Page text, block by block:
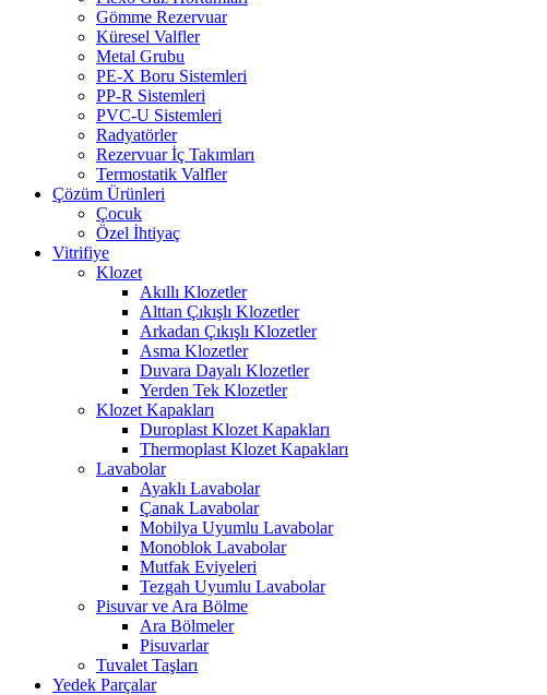
Gömme Rezervuar
Küresel Valfler
Metal Grubu
PE-X Boru Sistemleri
PP-R Sistemleri
PVC-U Sistemleri
Radyatörler
Rezervuar İç Takımları
Termostatik Valfler
Çözüm Ürünleri
Çocuk
Özel İhtiyaç
Vitrifiye
Klozet
Akıllı Klozetler
Alttan Çıkışlı Klozetler
Arkadan Çıkışlı Klozetler
Asma Klozetler
Duvara Dayalı Klozetler
Yerden Tek Klozetler
Klozet Kapakları
Duroplast Klozet Kapakları
Thermoplast Klozet Kapakları
Lavabolar
Ayaklı Lavabolar
Çanak Lavabolar
Mobilya Uyumlu Lavabolar
Monoblok Lavabolar
Mutfak Eviyeleri
Tezgah Uyumlu Lavabolar
Pisuvar ve Ara Bölme
Ara Bölmeler
Pisuvarlar
Tuvalet Taşları
Yedek Parçalar